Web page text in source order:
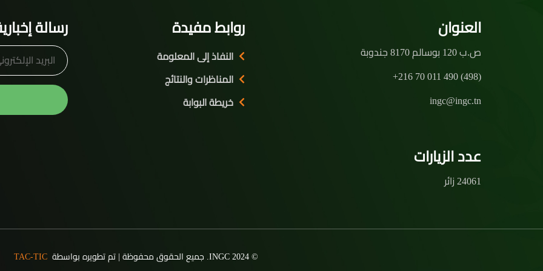
العنوان
ص.ب 120 بوسالم 8170 جندوبة
+216 70 011 490 (498)
ingc@ingc.tn
عدد الزيارات
24061 زائر
روابط مفيدة
النفاذ إلى المعلومة
المناظرات والنتائج
خريطة البوابة
رسالة
© 2024 INGC. جميع الحقوق محفوظة | تم تطويره بواسطة TAC-TIC